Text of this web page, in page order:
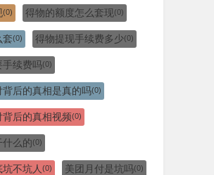
(0) 得物的额度怎么套现(0)
套(0) 得物提现手续费多少(0)
手续费吗(0)
后的真相是真的吗(0)
后的真相视频(0)
什么的(0)
不坑人 (0) 美团月付是坑吗(0)